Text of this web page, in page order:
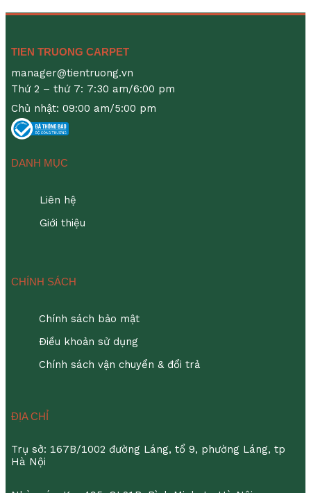
TIEN TRUONG CARPET
manager@tientruong.vn
Thứ 2 – thứ 7: 7:30 am/6:00 pm
Chủ nhật: 09:00 am/5:00 pm
DANH MỤC
Liên hệ
Giới thiệu
CHÍNH SÁCH
Chính sách bảo mật
Điều khoản sử dụng
Chính sách vận chuyển & đổi trả
ĐỊA CHỈ
Trụ sở: 167B/1002 đường Láng, tổ 9, phường Láng, tp
Hà Nội